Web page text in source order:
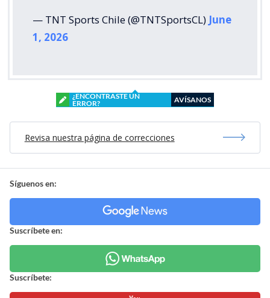
— TNT Sports Chile (@TNTSportsCL) June
1, 2026
¿ENCONTRASTE UN
ERROR?
AVÍSANOS
Revisa nuestra página de correcciones
Síguenos en:
Suscríbete en:
Suscríbete: